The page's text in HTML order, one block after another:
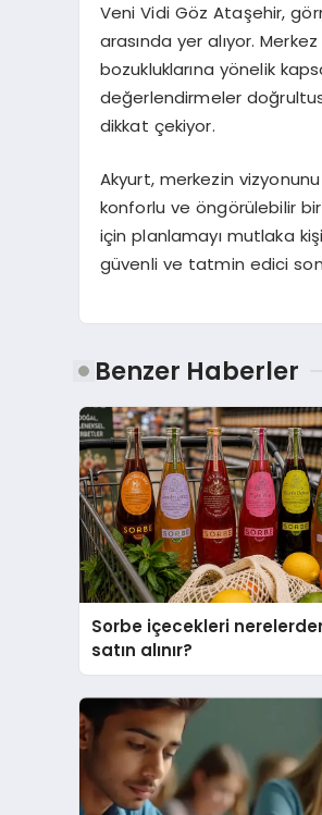
Veni Vidi Göz Ataşehir,
arasında yer alıyor.
bozukluklarına yönelik
değerlendirmeler
dikkat çekiyor.
Akyurt, merkezin
konforlu ve öngörülebilir
için planlamayı mutlaka
güvenli ve tatmin edici
Benzer Haberler
Sorbe içecekleri
satın alınır?